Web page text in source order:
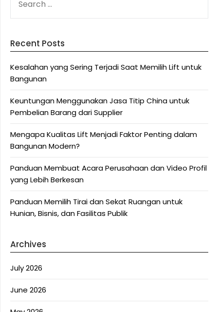
FOR:
Recent Posts
Kesalahan yang Sering Terjadi Saat Memilih Lift untuk
Bangunan
Keuntungan Menggunakan Jasa Titip China untuk
Pembelian Barang dari Supplier
Mengapa Kualitas Lift Menjadi Faktor Penting dalam
Bangunan Modern?
Panduan Membuat Acara Perusahaan dan Video Profil
yang Lebih Berkesan
Panduan Memilih Tirai dan Sekat Ruangan untuk
Hunian, Bisnis, dan Fasilitas Publik
Archives
July 2026
June 2026